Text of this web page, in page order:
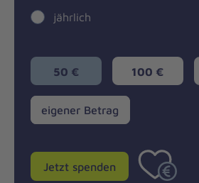
jährlich
50 € 100 €
eigener
Betrag
eigener Betrag
Jetzt spenden